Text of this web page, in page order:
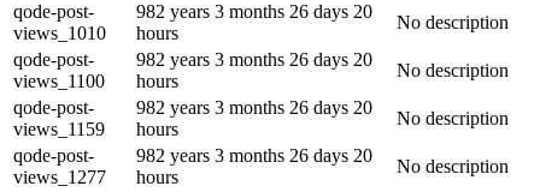
qode-post-
views_1010
982 years 3 months 26 days 20
hours
No description
qode-post-
views_1100
982 years 3 months 26 days 20
hours
No description
qode-post-
views_1159
982 years 3 months 26 days 20
hours
No description
qode-post-
views_1277
982 years 3 months 26 days 20
hours
No description